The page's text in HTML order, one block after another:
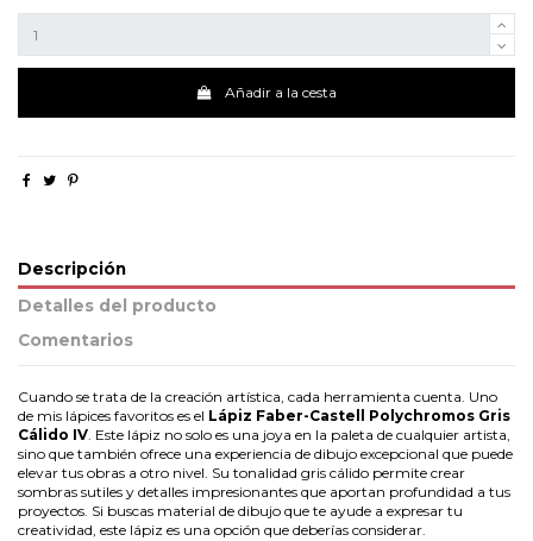
Añadir a la cesta
Descripción
Detalles del producto
Comentarios
Cuando se trata de la creación artística, cada herramienta cuenta. Uno
de mis lápices favoritos es el Lápiz Faber-Castell Polychromos Gris
Cálido IV. Este lápiz no solo es una joya en la paleta de cualquier artista,
sino que también ofrece una experiencia de dibujo excepcional que puede
elevar tus obras a otro nivel. Su tonalidad gris cálido permite crear
sombras sutiles y detalles impresionantes que aportan profundidad a tus
proyectos. Si buscas material de dibujo que te ayude a expresar tu
creatividad, este lápiz es una opción que deberías considerar.